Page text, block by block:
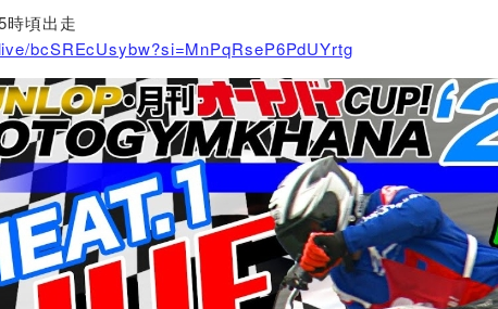
頃出走
bcSREcUsybw?si=MnPqRseP6PdUYrtg